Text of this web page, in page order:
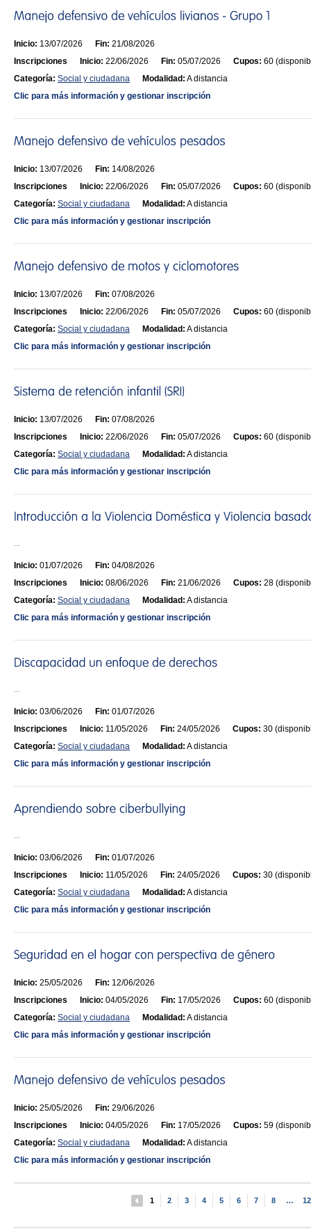
Inicio: 13/07/2026 Fin: 21/08/2026
Inscripciones
Inicio: 22/06/2026 Fin: 05/07/2026 Cupos: 60
Categoría: Social y ciudadana Modalidad: A distancia
Clic para más información y gestionar inscripción
Inicio: 13/07/2026 Fin: 14/08/2026
Inscripciones
Inicio: 22/06/2026 Fin: 05/07/2026 Cupos: 60
Categoría: Social y ciudadana Modalidad: A distancia
Clic para más información y gestionar inscripción
Inicio: 13/07/2026 Fin: 07/08/2026
Inscripciones
Inicio: 22/06/2026 Fin: 05/07/2026 Cupos: 60
Categoría: Social y ciudadana Modalidad: A distancia
Clic para más información y gestionar inscripción
Inicio: 13/07/2026 Fin: 07/08/2026
Inscripciones
Inicio: 22/06/2026 Fin: 05/07/2026 Cupos: 60
Categoría: Social y ciudadana Modalidad: A distancia
Clic para más información y gestionar inscripción
...
Inicio: 01/07/2026 Fin: 04/08/2026
Inscripciones
Inicio: 08/06/2026 Fin: 21/06/2026 Cupos: 28
Categoría: Social y ciudadana Modalidad: A distancia
Clic para más información y gestionar inscripción
...
Inicio: 03/06/2026 Fin: 01/07/2026
Inscripciones
Inicio: 11/05/2026 Fin: 24/05/2026 Cupos: 30
Categoría: Social y ciudadana Modalidad: A distancia
Clic para más información y gestionar inscripción
...
Inicio: 03/06/2026 Fin: 01/07/2026
Inscripciones
Inicio: 11/05/2026 Fin: 24/05/2026 Cupos: 30
Categoría: Social y ciudadana Modalidad: A distancia
Clic para más información y gestionar inscripción
Inicio: 25/05/2026 Fin: 12/06/2026
Inscripciones
Inicio: 04/05/2026 Fin: 17/05/2026 Cupos: 60
Categoría: Social y ciudadana Modalidad: A distancia
Clic para más información y gestionar inscripción
Inicio: 25/05/2026 Fin: 29/06/2026
Inscripciones
Inicio: 04/05/2026 Fin: 17/05/2026 Cupos: 59
Categoría: Social y ciudadana Modalidad: A distancia
Clic para más información y gestionar inscripción
1 2 3 4 5 6 7 8 … 12